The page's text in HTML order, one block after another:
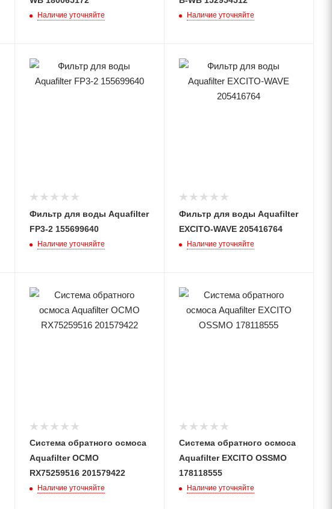
Наличие уточняйте Наличие уточняйте
Фильтр для воды Aquafilter
FP3-2 155699640
Наличие уточняйте
Фильтр для воды Aquafilter
EXCITO-WAVE 205416764
Наличие уточняйте
Система обратного осмоса
Aquafilter ОСМО
RX75259516 201579422
Наличие уточняйте
Система обратного осмоса
Aquafilter EXCITO OSSMO
178118555
Наличие уточняйте